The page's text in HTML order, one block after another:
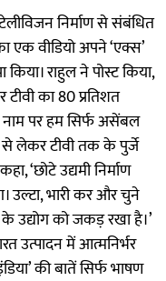
निर्माण से संबंधित
एक वीडियो अपने ‘एक्स’
राहुल ने पोस्ट किया,
का 80 प्रतिशत
पर हम सिर्फ असेंबल
से लेकर टीवी तक के पुर्जे
‘छोटे उद्यमी निर्माण
उल्टा, भारी कर और चुने
उद्योग को जकड़ रखा है।’
उत्पादन में आत्मनिर्भर
की बातें सिर्फ भाषण